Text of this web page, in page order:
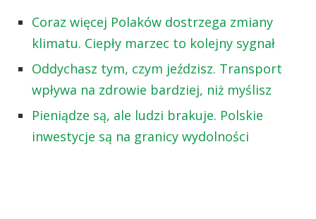
Coraz więcej Polaków dostrzega zmiany
klimatu. Ciepły marzec to kolejny sygnał
Oddychasz tym, czym jeździsz. Transport
wpływa na zdrowie bardziej, niż myślisz
Pieniądze są, ale ludzi brakuje. Polskie
inwestycje są na granicy wydolności